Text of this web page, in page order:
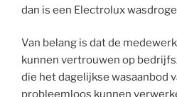
dan is een Electrolux
Van belang is dat de
kunnen vertrouwen op
die het dagelijkse wasaanbod